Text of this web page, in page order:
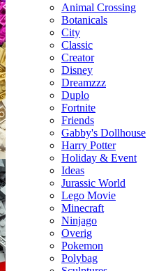
Animal Crossing
Botanicals
City
Classic
Creator
Disney
Dreamzzz
Duplo
Fortnite
Friends
Gabby's Dollhouse
Harry Potter
Holiday & Event
Ideas
Jurassic World
Lego Movie
Minecraft
Ninjago
Overig
Pokemon
Polybag